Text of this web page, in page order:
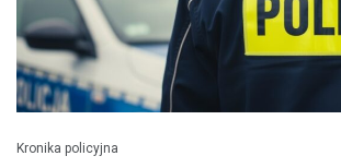
Kronika policyjna